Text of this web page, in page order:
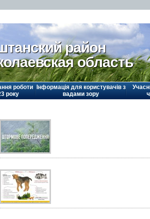
район
область
роботи
року
Інформація для користувачів з
вадами зору